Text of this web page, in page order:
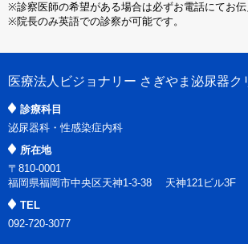
※診察医師の希望がある場合は必ずお電話にてお伝
※院長のみ英語での診察が可能です。
医療法人ビジョナリー さぎやま泌尿器ク
診療科目
泌尿器科・性感染症内科
所在地
〒810-0001
福岡県福岡市中央区天神1-3-38 天神121ビル3F
TEL
092-720-3077